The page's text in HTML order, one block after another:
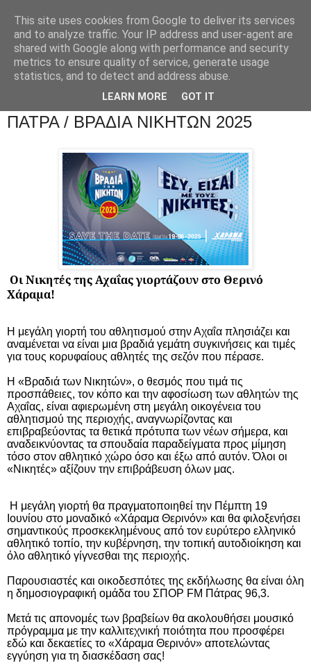
ΠΑΤΡΑ / ΒΡΑΔΙΑ ΝΙΚΗΤΩΝ 2025
Οι Νικητές της Αχαΐας γιορτάζουν στο Θερινό
Χάραμα!
Η μεγάλη γιορτή του αθλητισμού στην Αχαΐα πλησιάζει και
αναμένεται να είναι μια βραδιά γεμάτη συγκινήσεις και τιμές
για τους κορυφαίους αθλητές της σεζόν που πέρασε.
Η «Βραδιά των Νικητών», ο θεσμός που τιμά τις
προσπάθειες, τον κόπο και την αφοσίωση των αθλητών της
Αχαΐας, είναι αφιερωμένη στη μεγάλη οικογένεια του
αθλητισμού της περιοχής, αναγνωρίζοντας και
επιβραβεύοντας τα θετικά πρότυπα των νέων σήμερα, και
αναδεικνύοντας τα σπουδαία παραδείγματα προς μίμηση
τόσο στον αθλητικό χώρο όσο και έξω από αυτόν. Όλοι οι
«Νικητές» αξίζουν την επιβράβευση όλων μας.
Η μεγάλη γιορτή θα πραγματοποιηθεί την Πέμπτη 19
Ιουνίου στο μοναδικό «Χάραμα Θερινόν» και θα φιλοξενήσει
σημαντικούς προσκεκλημένους από τον ευρύτερο ελληνικό
αθλητικό τοπίο, την κυβέρνηση, την τοπική αυτοδιοίκηση και
όλο αθλητικό γίγνεσθαι της περιοχής.
Παρουσιαστές και οικοδεσπότες της εκδήλωσης θα είναι όλη
η δημοσιογραφική ομάδα του ΣΠΟΡ FΜ Πάτρας 96,3.
Μετά τις απονομές των βραβείων θα ακολουθήσει μουσικό
πρόγραμμα με την καλλιτεχνική ποιότητα που προσφέρει
εδώ και δεκαετίες το «Χάραμα Θερινόν» αποτελώντας
εγγύηση για τη διασκέδαση σας!
This site uses cookies from Google to deliver its services
and to analyze traffic. Your IP address and user-agent are
shared with Google along with performance and security
metrics to ensure quality of service, generate usage
statistics, and to detect and address abuse.
LEARN MORE GOT IT